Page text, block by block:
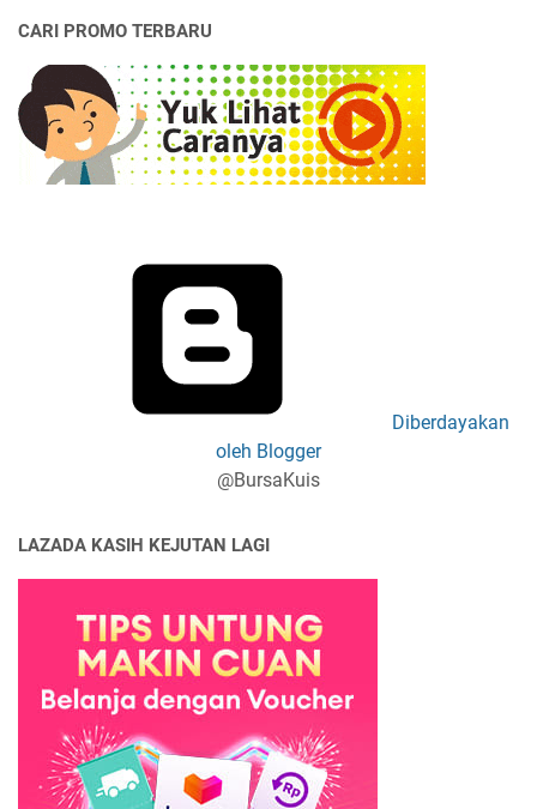
CARI PROMO TERBARU
Diberdayakan
oleh Blogger
@BursaKuis
LAZADA KASIH KEJUTAN LAGI